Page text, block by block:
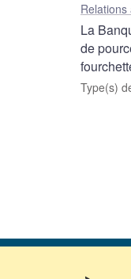
La
de
Type(s)